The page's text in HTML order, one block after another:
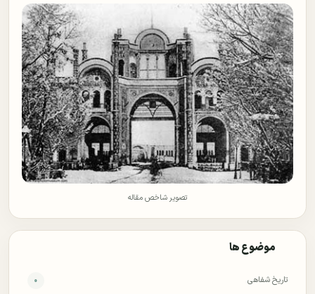
تصویر شاخص مقاله
موضوع ها
تاریخ شفاهی ۰